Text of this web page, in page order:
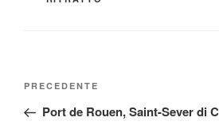
Navigazione
Articolo
precedente:
PRECEDENTE
Port de Rouen, Saint-Sever di